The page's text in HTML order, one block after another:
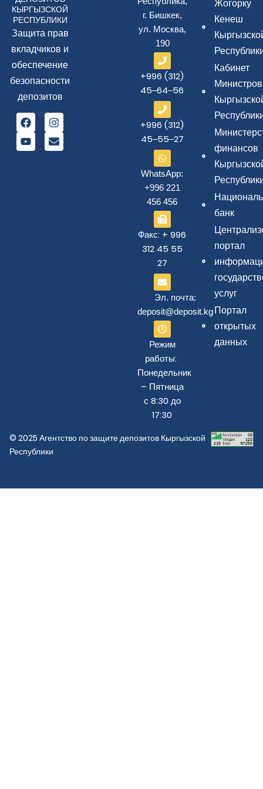
КЫРГЫЗСКОЙ
РЕСПУБЛИКИ
Защита прав
вкладчиков и
обеспечение
безопасности
депозитов
г. Бишкек,
ул. Москва,
190
+996 (312)
45‒64‒56
+996 (312)
45‒55‒27
WhatsApp:
+996 221
456 456
Факс: + 996
312 45 55
27
Эл. почта:
deposit@deposit.kg
Режим
работы:
Понедельник
– Пятница
с 8:30 до
17:30
Жогорку
Кенеш
Кабинет
Министров
финансов
банк
портал
услуг
Портал
открытых
данных
© 2025 Агентство по защите депозитов Кыргызской
Республики